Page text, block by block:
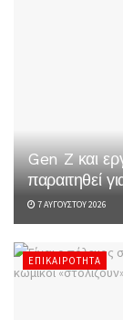
Gen Z και
παραιτηθεί
7 ΑΥΓΟΎΣΤΟΥ 2026
ΕΠΙΚΑΙΡΌΤΗΤΑ